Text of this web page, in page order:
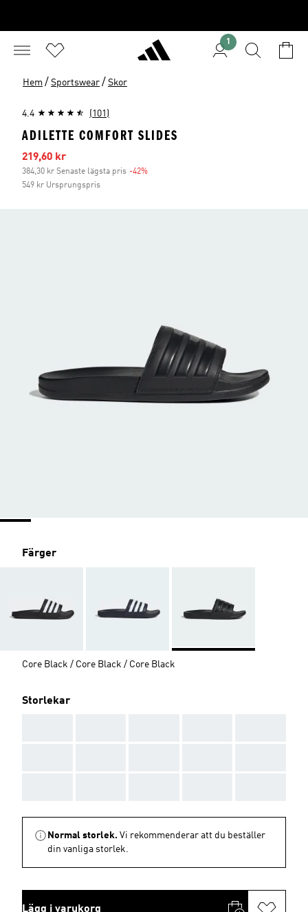
1
Hem / Sportswear / Skor
4.4 (101)
ADILETTE COMFORT SLIDES
Reapris
219,60 kr
384,30 kr Senaste lägsta pris -42%
549 kr Ursprungspris
Färger
Core Black / Core Black / Core Black
Storlekar
Normal storlek. Vi rekommenderar att du beställer
din vanliga storlek.
Lägg i varukorg